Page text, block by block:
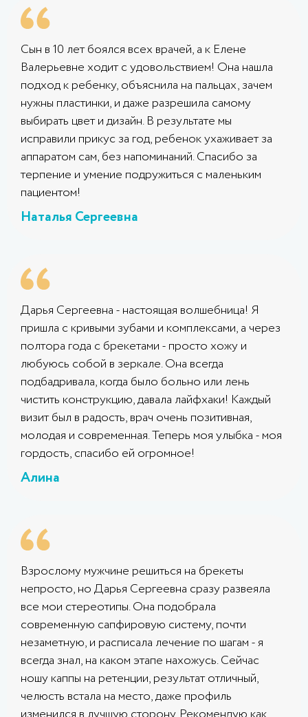
Сын в 10 лет боялся всех врачей, а к Елене
Валерьевне ходит с удовольствием! Она нашла
подход к ребенку, объяснила на пальцах, зачем
нужны пластинки, и даже разрешила самому
выбирать цвет и дизайн. В результате мы
исправили прикус за год, ребенок ухаживает за
аппаратом сам, без напоминаний. Спасибо за
терпение и умение подружиться с маленьким
пациентом!
Наталья Сергеевна
Дарья Сергеевна - настоящая волшебница! Я
пришла с кривыми зубами и комплексами, а через
полтора года с брекетами - просто хожу и
любуюсь собой в зеркале. Она всегда
подбадривала, когда было больно или лень
чистить конструкцию, давала лайфхаки! Каждый
визит был в радость, врач очень позитивная,
молодая и современная. Теперь моя улыбка - моя
гордость, спасибо ей огромное!
Алина
Взрослому мужчине решиться на брекеты
непросто, но Дарья Сергеевна сразу развеяла
все мои стереотипы. Она подобрала
современную сапфировую систему, почти
незаметную, и расписала лечение по шагам - я
всегда знал, на каком этапе нахожусь. Сейчас
ношу каппы на ретенции, результат отличный,
челюсть встала на место, даже профиль